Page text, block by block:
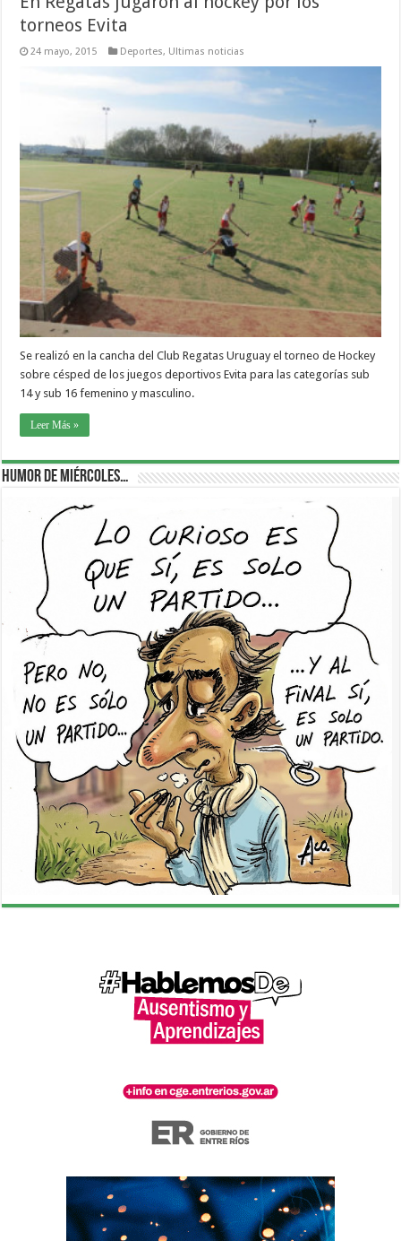
torneos Evita
24 mayo, 2015 Deportes, Ultimas noticias
Se realizó en la cancha del Club Regatas Uruguay el torneo de Hockey
sobre césped de los juegos deportivos Evita para las categorías sub
14 y sub 16 femenino y masculino.
Leer Más »
Humor de Miércoles…